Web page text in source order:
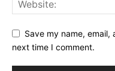
Save my name,
next time I comment.